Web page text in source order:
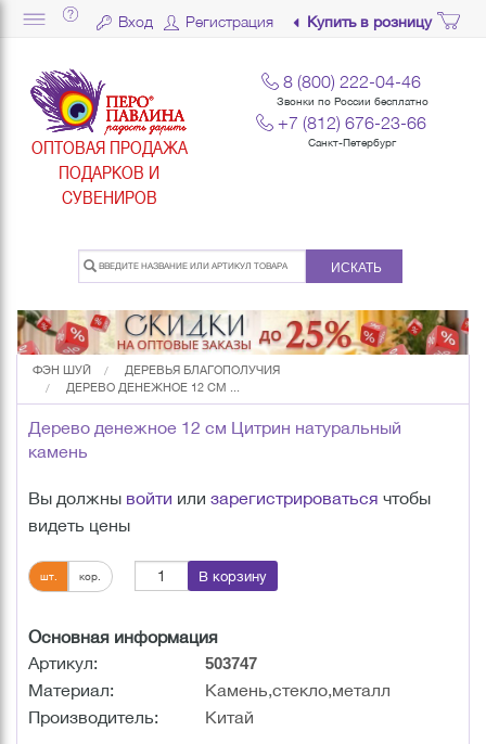
Вход Регистрация Купить в розницу
ОПТОВАЯ ПРОДАЖА
ПОДАРКОВ И
СУВЕНИРОВ
8 (800) 222-04-46
Звонки по России бесплатно
+7 (812) 676-23-66
Санкт-Петербург
ИСКАТЬ
ФЭН ШУЙ
ДЕРЕВЬЯ БЛАГОПОЛУЧИЯ
ДЕРЕВО ДЕНЕЖНОЕ 12 СМ ...
Дерево денежное 12 см Цитрин натуральный
камень
Вы должны войти или зарегистрироваться чтобы
видеть цены
шт. кор. В корзину
Основная информация
Артикул:
503747
Материал:
Камень,стекло,металл
Производитель:
Китай